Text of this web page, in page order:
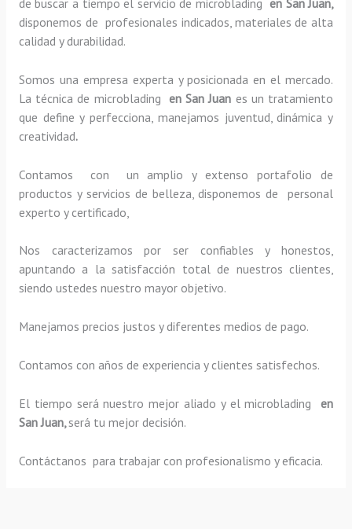
de buscar a tiempo el servicio de microblading en San Juan,
disponemos de profesionales indicados, materiales de alta
calidad y durabilidad.
Somos una empresa experta y posicionada en el mercado.
La técnica de microblading en San Juan es un tratamiento
que define y perfecciona, manejamos juventud, dinámica y
creatividad.
Contamos con un amplio y extenso portafolio de
productos y servicios de belleza, disponemos de personal
experto y certificado,
Nos caracterizamos por ser confiables y honestos,
apuntando a la satisfacción total de nuestros clientes,
siendo ustedes nuestro mayor objetivo.
Manejamos precios justos y diferentes medios de pago.
Contamos con años de experiencia y clientes satisfechos.
El tiempo será nuestro mejor aliado y elmicroblading en
San Juan, será tu mejor decisión.
Contáctanos para trabajar con profesionalismo y eficacia.